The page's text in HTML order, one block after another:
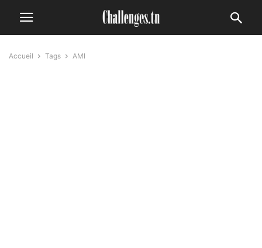
Accueil Tags AMI